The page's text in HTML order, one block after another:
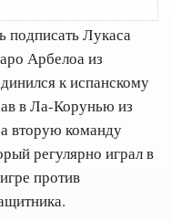
подписать Лукаса
Арбелоа из
к испанскому
в Ла-Корунью из
вторую команду
регулярно играл в
против